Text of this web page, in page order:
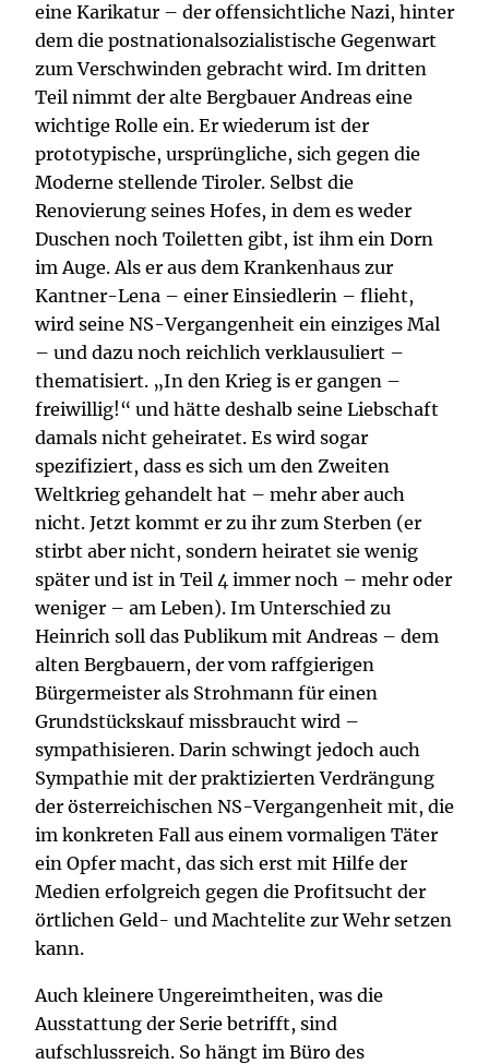
eine Karikatur – der offensichtliche Nazi, hinter
dem die postnationalsozialistische Gegenwart
zum Verschwinden gebracht wird. Im dritten
Teil nimmt der alte Bergbauer Andreas eine
wichtige Rolle ein. Er wiederum ist der
prototypische, ursprüngliche, sich gegen die
Moderne stellende Tiroler. Selbst die
Renovierung seines Hofes, in dem es weder
Duschen noch Toiletten gibt, ist ihm ein Dorn
im Auge. Als er aus dem Krankenhaus zur
Kantner-Lena – einer Einsiedlerin – flieht,
wird seine NS-Vergangenheit ein einziges Mal
– und dazu noch reichlich verklausuliert –
thematisiert. „In den Krieg is er gangen –
freiwillig!“ und hätte deshalb seine Liebschaft
damals nicht geheiratet. Es wird sogar
spezifiziert, dass es sich um den Zweiten
Weltkrieg gehandelt hat – mehr aber auch
nicht. Jetzt kommt er zu ihr zum Sterben (er
stirbt aber nicht, sondern heiratet sie wenig
später und ist in Teil 4 immer noch – mehr oder
weniger – am Leben). Im Unterschied zu
Heinrich soll das Publikum mit Andreas – dem
alten Bergbauern, der vom raffgierigen
Bürgermeister als Strohmann für einen
Grundstückskauf missbraucht wird –
sympathisieren. Darin schwingt jedoch auch
Sympathie mit der praktizierten Verdrängung
der österreichischen NS-Vergangenheit mit, die
im konkreten Fall aus einem vormaligen Täter
ein Opfer macht, das sich erst mit Hilfe der
Medien erfolgreich gegen die Profitsucht der
örtlichen Geld- und Machtelite zur Wehr setzen
kann.
Auch kleinere Ungereimtheiten, was die
Ausstattung der Serie betrifft, sind
aufschlussreich. So hängt im Büro des